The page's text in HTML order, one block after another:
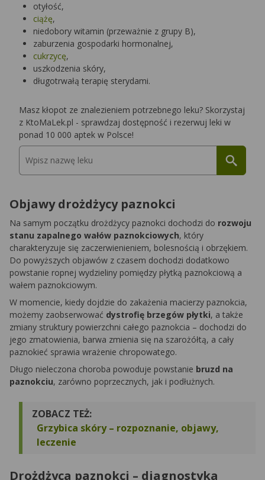
otyłość,
ciążę,
niedobory witamin (przeważnie z grupy B),
zaburzenia gospodarki hormonalnej,
cukrzycę,
uszkodzenia skóry,
długotrwałą terapię sterydami.
Masz kłopot ze znalezieniem potrzebnego leku? Skorzystaj
z KtoMaLek.pl - sprawdzaj dostępność i rezerwuj leki w
ponad 10 000 aptek w Polsce!
Objawy drożdżycy paznokci
Na samym początku drożdżycy paznokci dochodzi do rozwoju
stanu zapalnego wałów paznokciowych, który
charakteryzuje się zaczerwienieniem, bolesnością i obrzękiem.
Do powyższych objawów z czasem dochodzi dodatkowo
powstanie ropnej wydzieliny pomiędzy płytką paznokciową a
wałem paznokciowym.
W momencie, kiedy dojdzie do zakażenia macierzy paznokcia,
możemy zaobserwować dystrofię brzegów płytki, a także
zmiany struktury powierzchni całego paznokcia – dochodzi do
jego zmatowienia, barwa zmienia się na szarożółtą, a cały
paznokieć sprawia wrażenie chropowatego.
Długo nieleczona choroba powoduje powstanie bruzd na
paznokciu, zarówno poprzecznych, jak i podłużnych.
ZOBACZ TEŻ:
Grzybica skóry – rozpoznanie, objawy,
leczenie
Drożdżyca paznokci – diagnostyka